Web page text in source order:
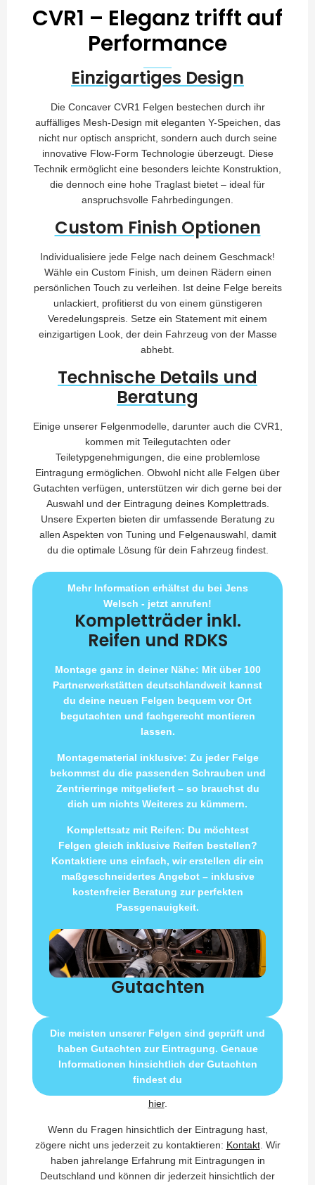
CVR1 – Eleganz trifft auf
Performance
Einzigartiges Design
Die Concaver CVR1 Felgen bestechen durch ihr
auffälliges Mesh-Design mit eleganten Y-Speichen, das
nicht nur optisch anspricht, sondern auch durch seine
innovative Flow-Form Technologie überzeugt. Diese
Technik ermöglicht eine besonders leichte Konstruktion,
die dennoch eine hohe Traglast bietet – ideal für
anspruchsvolle Fahrbedingungen.
Custom Finish Optionen
Individualisiere jede Felge nach deinem Geschmack!
Wähle ein Custom Finish, um deinen Rädern einen
persönlichen Touch zu verleihen. Ist deine Felge bereits
unlackiert, profitierst du von einem günstigeren
Veredelungspreis. Setze ein Statement mit einem
einzigartigen Look, der dein Fahrzeug von der Masse
abhebt.
Technische Details und
Beratung
Einige unserer Felgenmodelle, darunter auch die CVR1,
kommen mit Teilegutachten oder
Teiletypgenehmigungen, die eine problemlose
Eintragung ermöglichen. Obwohl nicht alle Felgen über
Gutachten verfügen, unterstützen wir dich gerne bei der
Auswahl und der Eintragung deines Komplettrads.
Unsere Experten bieten dir umfassende Beratung zu
allen Aspekten von Tuning und Felgenauswahl, damit
du die optimale Lösung für dein Fahrzeug findest.
Mehr Information erhältst du bei Jens
Welsch - jetzt anrufen!
Kompletträder inkl.
Reifen und RDKS
Montage ganz in deiner Nähe: Mit über 100
Partnerwerkstätten deutschlandweit kannst
du deine neuen Felgen bequem vor Ort
begutachten und fachgerecht montieren
lassen.
Montagematerial inklusive: Zu jeder Felge
bekommst du die passenden Schrauben und
Zentrierringe mitgeliefert – so brauchst du
dich um nichts Weiteres zu kümmern.
Komplettsatz mit Reifen: Du möchtest
Felgen gleich inklusive Reifen bestellen?
Kontaktiere uns einfach, wir erstellen dir ein
maßgeschneidertes Angebot – inklusive
kostenfreier Beratung zur perfekten
Passgenauigkeit.
Gutachten
Die meisten unserer Felgen sind geprüft und
haben Gutachten zur Eintragung. Genaue
Informationen hinsichtlich der Gutachten
findest du
hier.
Wenn du Fragen hinsichtlich der Eintragung hast,
zögere nicht uns jederzeit zu kontaktieren: Kontakt. Wir
haben jahrelange Erfahrung mit Eintragungen in
Deutschland und können dir jederzeit hinsichtlich der